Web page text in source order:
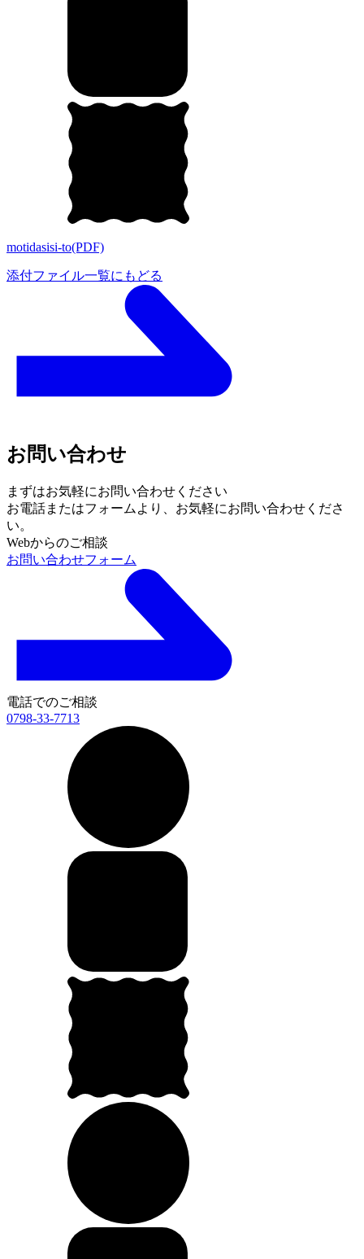
motidasisi-to(PDF)
添付ファイル一覧にもどる
お問い合わせ
まずはお気軽にお問い合わせください
お電話またはフォームより、 お気軽にお問い合わせくださ
い。
Webからのご相談
お問い合わせフォーム
電話でのご相談
0798-33-7713